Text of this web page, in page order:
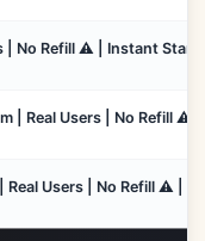
| No Refill ⚠️ | Instant Start
| Real Users | No Refill ⚠️
Users | No Refill ⚠️ |